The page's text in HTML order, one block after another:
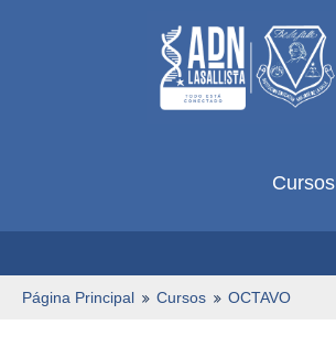
Cursos
Español Colombiano ‎(es_co)‎
Página Principal Cursos OCTAVO